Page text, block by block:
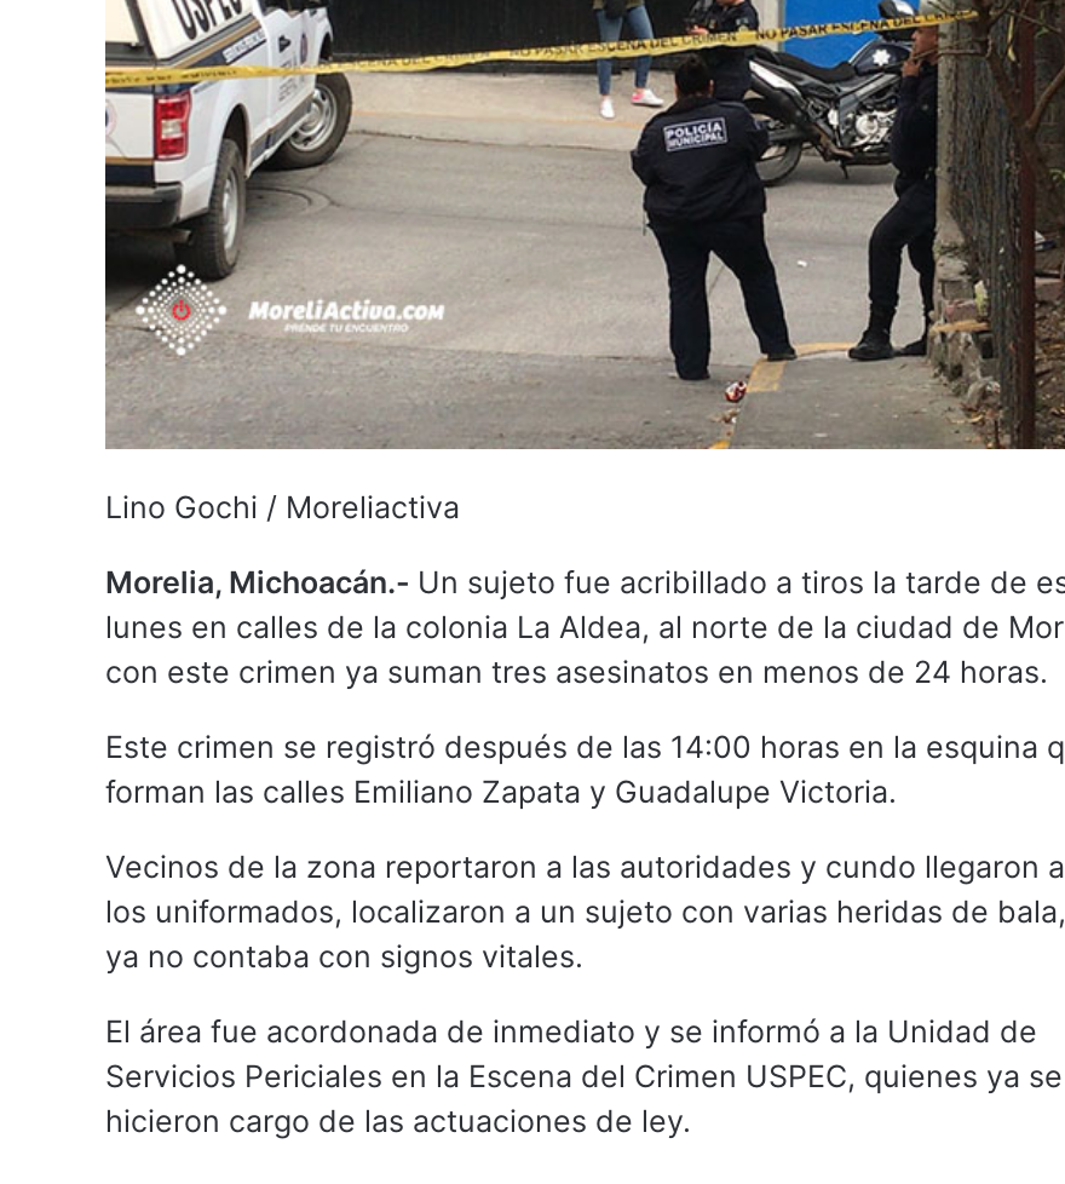
Lino Gochi / Moreliactiva
Morelia, Michoacán.- Un sujeto fue acribillado a tiros la tarde de
lunes en calles de la colonia La Aldea, al norte de la ciudad de
con este crimen ya suman tres asesinatos en menos de 24 horas.
Este crimen se registró después de las 14:00 horas en la esquina
forman las calles Emiliano Zapata y Guadalupe Victoria.
Vecinos de la zona reportaron a las autoridades y cundo llegaron
los uniformados, localizaron a un sujeto con varias heridas de
ya no contaba con signos vitales.
El área fue acordonada de inmediato y se informó a la Unidad de
Servicios Periciales en la Escena del Crimen USPEC, quienes ya se
hicieron cargo de las actuaciones de ley.